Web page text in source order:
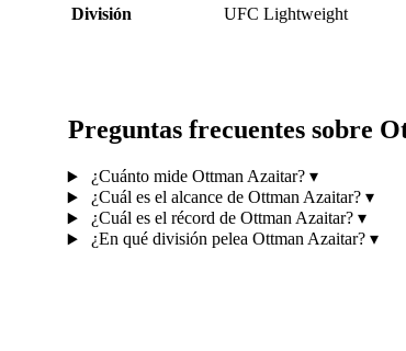
División
UFC Lightweight
Preguntas frecuentes sobre
¿Cuánto mide Ottman Azaitar? ▾
¿Cuál es el alcance de Ottman Azaitar? ▾
¿Cuál es el récord de Ottman Azaitar? ▾
¿En qué división pelea Ottman Azaitar? ▾